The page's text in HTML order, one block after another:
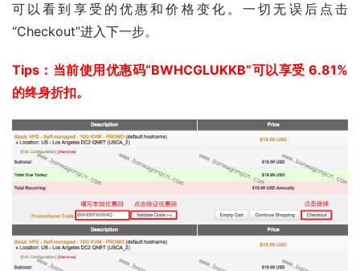
可以看到享受的优惠和价格变化。一切无误后点击
“Checkout”进入下一步。
Tips：当前使用优惠码“BWHCGLUKKB”可以享受 6.81%
的终身折扣。